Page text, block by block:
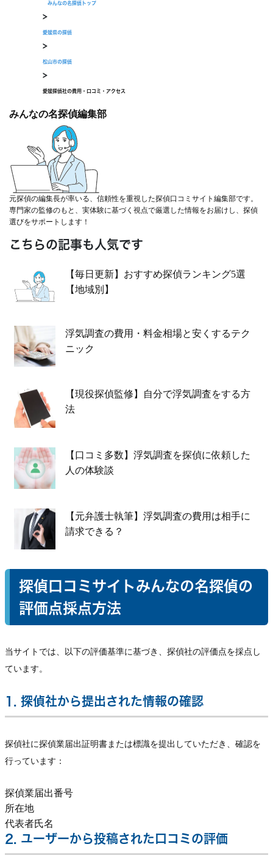
みんなの名探偵トップ
>
愛媛県の探偵
>
松山市の探偵
>
愛媛探偵社の費用・口コミ・アクセス
みんなの名探偵編集部
元探偵の編集長が率いる、信頼性を重視した探偵口コミサイト編集部です。
専門家の監修のもと、実体験に基づく視点で厳選した情報をお届けし、探偵
選びをサポートします！
こちらの記事も人気です
【毎日更新】おすすめ探偵ランキング5選
【地域別】
浮気調査の費用・料金相場と安くするテク
ニック
【現役探偵監修】自分で浮気調査をする方
法
【口コミ多数】浮気調査を探偵に依頼した
人の体験談
【元弁護士執筆】浮気調査の費用は相手に
請求できる？
探偵口コミサイトみんなの名探偵の
評価点採点方法
当サイトでは、以下の評価基準に基づき、探偵社の評価点を採点し
ています。
1. 探偵社から提出された情報の確認
探偵社に探偵業届出証明書または標識を提出していただき、確認を
行っています：
探偵業届出番号
所在地
代表者氏名
2. ユーザーから投稿された口コミの評価